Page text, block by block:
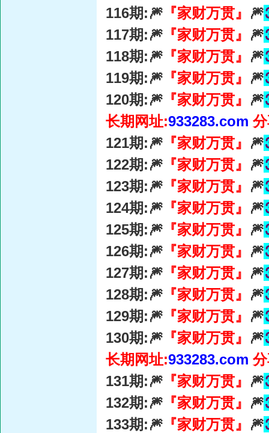
116期:🎆 『家财万贯』 🎆
117期:🎆 『家财万贯』 🎆
118期:🎆 『家财万贯』 🎆
119期:🎆 『家财万贯』 🎆
120期:🎆 『家财万贯』 🎆
长期网址:933283.com
121期:🎆 『家财万贯』 🎆
122期:🎆 『家财万贯』 🎆
123期:🎆 『家财万贯』 🎆
124期:🎆 『家财万贯』 🎆
125期:🎆 『家财万贯』 🎆
126期:🎆 『家财万贯』 🎆
127期:🎆 『家财万贯』 🎆
128期:🎆 『家财万贯』 🎆
129期:🎆 『家财万贯』 🎆
130期:🎆 『家财万贯』 🎆
长期网址:933283.com
131期:🎆 『家财万贯』 🎆
132期:🎆 『家财万贯』 🎆
133期:🎆 『家财万贯』 🎆